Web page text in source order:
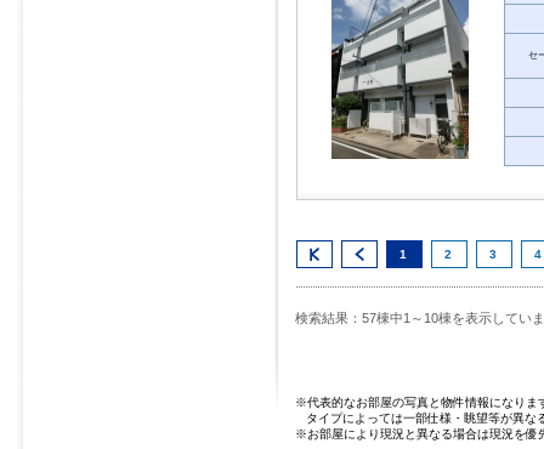
セ
1 2 3 4
検索結果：57棟中1～10棟を表示してい
※代表的なお部屋の写真と物件情報になりま
タイプによっては一部仕様・眺望等が異な
※お部屋により現況と異なる場合は現況を優